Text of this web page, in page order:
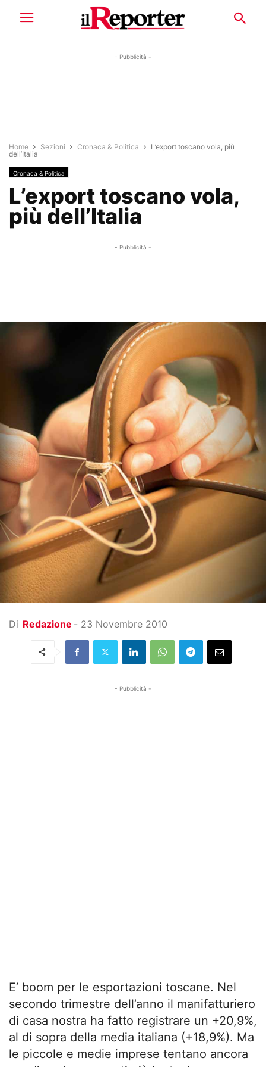
- Pubblicità -
Home Sezioni Cronaca & Politica
L’export toscano vola, più
dell’Italia
Cronaca & Politica
L’export toscano vola,
più dell’Italia
- Pubblicità -
Di Redazione - 23 Novembre 2010
- Pubblicità -
E’ boom per le esportazioni toscane. Nel
secondo trimestre dell’anno il manifatturiero
di casa nostra ha fatto registrare un +20,9%,
al di sopra della media italiana (+18,9%). Ma
le piccole e medie imprese tentano ancora